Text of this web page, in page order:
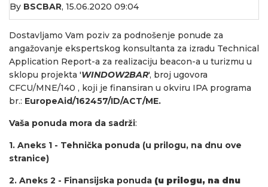
By BSCBAR, 15.06.2020 09:04
Dostavljamo Vam poziv za podnošenje ponude za
angažovanje ekspertskog konsultanta za izradu Technical
Application Report-a za realizaciju beacon-a u turizmu u
sklopu projekta 'WINDOW2BAR', broj ugovora
CFCU/MNE/140 , koji je finansiran u okviru IPA programa
br.: EuropeAid/162457/ID/ACT/ME.
Vaša ponuda mora da sadrži:
1. Aneks 1 - Tehnička ponuda (u prilogu, na dnu ove
stranice)
2. Aneks 2 - Finansijska ponuda (u prilogu, na dnu